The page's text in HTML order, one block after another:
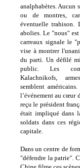
analphabètes. Aucun
ou de montres,
éventuelle trahison.
abolies. Le "nous"
carreaux signale le
vise à montrer
du parti. Un défilé
public. Les
Kalachnikofs,
semblent
l’événement au cœur
reçu le président
était impliqué dans
soldats dans ces
capitale.
Dans un centre de
"défendre la patrie".